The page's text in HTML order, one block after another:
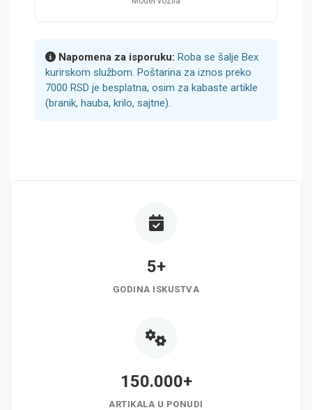
Napomena za isporuku: Roba se šalje Bex
kurirskom službom. Poštarina za iznos preko
7000 RSD je besplatna, osim za kabaste artikle
(branik, hauba, krilo, sajtne).
5+
GODINA ISKUSTVA
150.000+
ARTIKALA U PONUDI